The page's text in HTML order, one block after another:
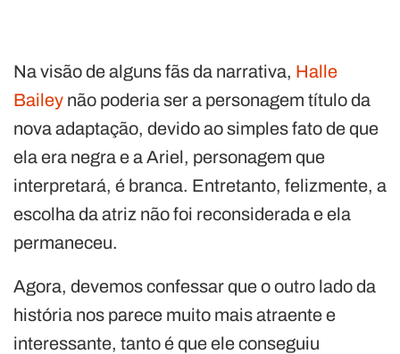
Na visão de alguns fãs da narrativa, Halle
Bailey não poderia ser a personagem título da
nova adaptação, devido ao simples fato de que
ela era negra e a Ariel, personagem que
interpretará, é branca. Entretanto, felizmente, a
escolha da atriz não foi reconsiderada e ela
permaneceu.
Agora, devemos confessar que o outro lado da
história nos parece muito mais atraente e
interessante, tanto é que ele conseguiu